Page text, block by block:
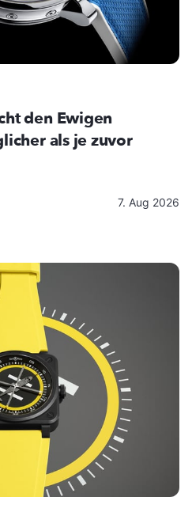
den Ewigen
als je zuvor
7. Aug 2026